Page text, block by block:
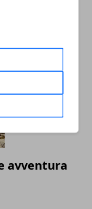
avventura